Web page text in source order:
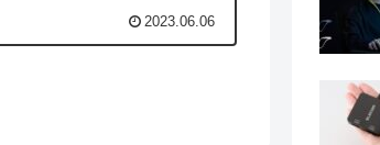
2023.06.06